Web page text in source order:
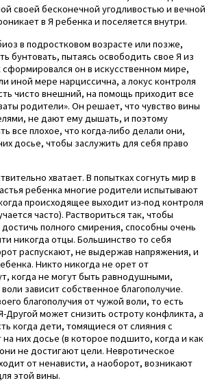
своей бесконечной угодливостью и вечной
в Я ребенка и поселяется внутри.
в подростковом возрасте или позже,
бунтовать, пытаясь освободить свое Я из
сформировался он в искусственном мире,
иной мере нарциссична, а локус контроля
чисто внешний, на помощь приходит все
родители». Он решает, что чувство вины
не дают ему дышать, и поэтому
все плохое, что когда-либо делали они,
досье, чтобы заслужить для себя право
хватает. В попытках согнуть мир в
ребенка многие родители испытывают
происходящее выходит из-под контроля
часто). Раствориться так, чтобы
полного смирения, способны очень
никогда отцы. Большинство то себя
распускают, не выдержав напряжения, и
Никто никогда не орет от
когда не могут быть равнодушными,
зависит собственное благополучие.
благополучия от чужой воли, то есть
Другой может снизить остроту конфликта, а
когда дети, томящиеся от слияния с
них досье (в которое подшито, когда и как
не достигают цели. Невротическое
от ненависти, а наоборот, возникают
этой вины.